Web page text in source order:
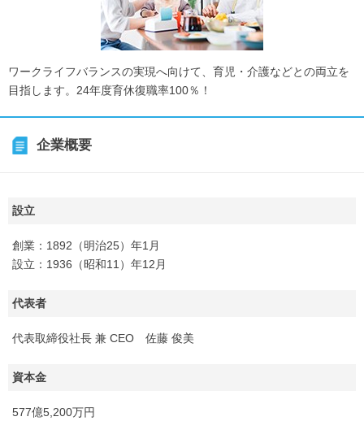
ワークライフバランスの実現へ向けて、育児・介護などとの両立を
目指します。24年度育休復職率100％！
企業概要
設立
創業：1892（明治25）年1月
設立：1936（昭和11）年12月
代表者
代表取締役社長 兼 CEO 佐藤 俊美
資本金
577億5,200万円